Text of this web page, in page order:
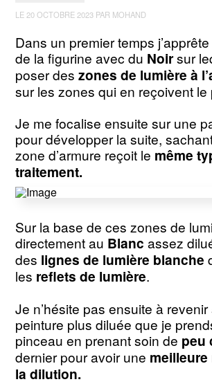
LE 20 OCTOBRE 2023 PAR MOHAND
Dans un premier temps j’apprête
de la figurine avec du Noirsur
poser des zones de lumière à
sur les zones qui en reçoivent le
Je me focalise ensuite sur une
pour développer la suite,
zone d’armure reçoit le même
traitement.
Sur la base de ces zones de
directement au Blanc assez
des lignes de lumière blanche
les reflets de lumière.
Je n’hésite pas ensuite à
peinture plus diluée que je
pinceau en prenant soin de peu
dernier pour avoir une
la dilution.